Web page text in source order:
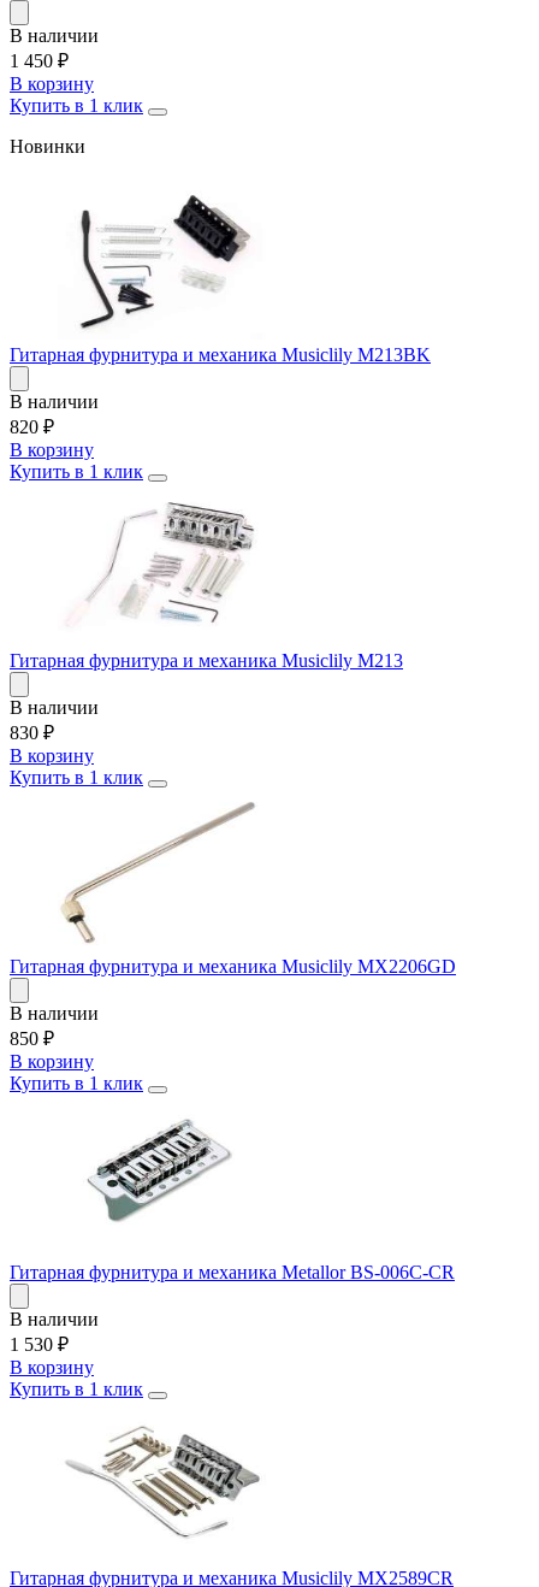
В наличии
1 450 ₽
В корзину
Купить в 1 клик
Новинки
Гитарная фурнитура и механика Musiclily M213BK
В наличии
820 ₽
В корзину
Купить в 1 клик
Гитарная фурнитура и механика Musiclily M213
В наличии
830 ₽
В корзину
Купить в 1 клик
Гитарная фурнитура и механика Musiclily MX2206GD
В наличии
850 ₽
В корзину
Купить в 1 клик
Гитарная фурнитура и механика Metallor BS-006C-CR
В наличии
1 530 ₽
В корзину
Купить в 1 клик
Гитарная фурнитура и механика Musiclily MX2589CR